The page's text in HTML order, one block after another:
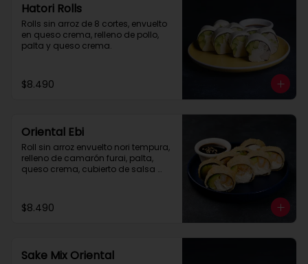
Hatori Rolls
Rolls sin arroz de 8 cortes, envuelto
en queso crema, relleno de pollo,
palta y queso crema.
$8.490
Oriental Ebi
Roll sin arroz envuelto nori tempura,
relleno de camarón furai, palta,
queso crema, cubierto de salsa
$8.490
Sake Mix Oriental